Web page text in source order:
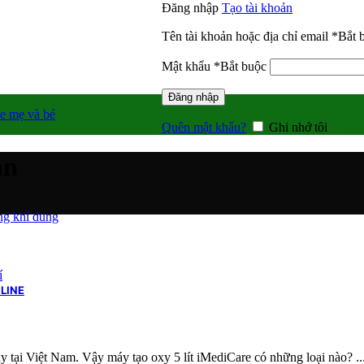
Đăng nhập Tạo tài khoản
Tên tài khoản hoặc địa chỉ email *Bắt
Mật khẩu *Bắt buộc
Đăng nhập
Quên mật khẩu? Ghi nhớ tôi
mẹ và bé
khí dung
Việt Nam. Vậy máy tạo oxy 5 lít iMediCare có những loại nào?